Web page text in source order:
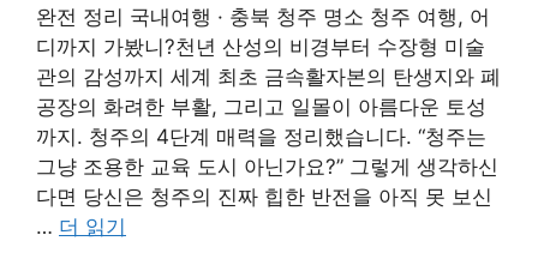
완전 정리 국내여행 · 충북 청주 명소 청주 여행, 어
디까지 가봤니?천년 산성의 비경부터 수장형 미술
관의 감성까지 세계 최초 금속활자본의 탄생지와 폐
공장의 화려한 부활, 그리고 일몰이 아름다운 토성
까지. 청주의 4단계 매력을 정리했습니다. “청주는
그냥 조용한 교육 도시 아닌가요?” 그렇게 생각하신
다면 당신은 청주의 진짜 힙한 반전을 아직 못 보신
… 더 읽기